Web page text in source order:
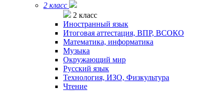
2 класс
2 класс
Иностранный язык
Итоговая аттестация, ВПР, ВСОКО
Математика, информатика
Музыка
Окружающий мир
Русский язык
Технология, ИЗО, Физкультура
Чтение